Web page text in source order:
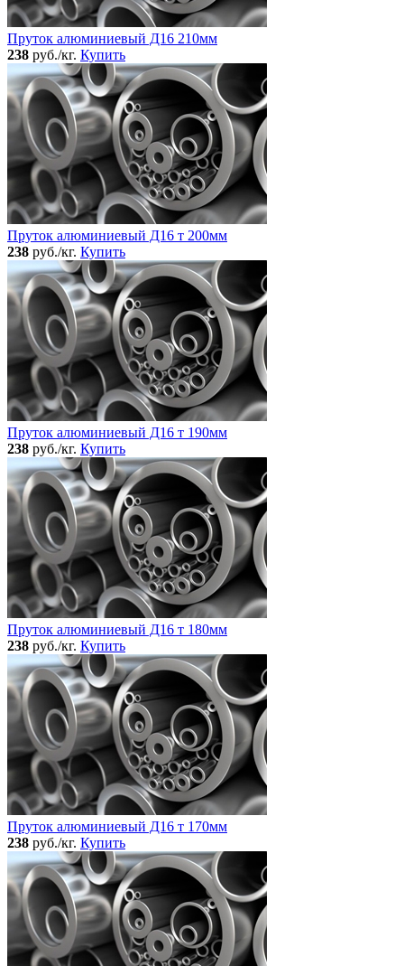
Пруток алюминиевый Д16 210мм
238 руб./кг. Купить
Пруток алюминиевый Д16 т 200мм
238 руб./кг. Купить
Пруток алюминиевый Д16 т 190мм
238 руб./кг. Купить
Пруток алюминиевый Д16 т 180мм
238 руб./кг. Купить
Пруток алюминиевый Д16 т 170мм
238 руб./кг. Купить